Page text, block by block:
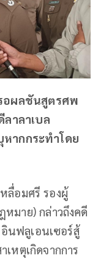
อผลชันสูตรศพ
ลาลาเบล
ากกระทำโดย
ลื่อมศรี รองผู้
มาย) กล่าวถึงคดี
อินฟลูเอนเซอร์สู้
หตุเกิดจากการ